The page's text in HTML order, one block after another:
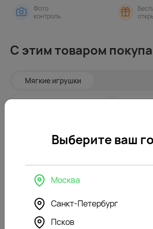
Фото
контроль
С этим товаром
Мягкие игрушки
5912₽
Выберите ваш
Москва
Санкт-Петербург
Псков